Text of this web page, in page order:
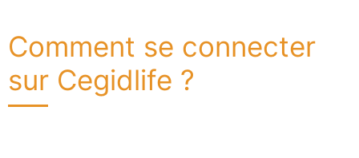
Comment se connecter
sur Cegidlife ?